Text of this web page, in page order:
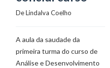
De Lindalva Coelho
A aula da saudade da
primeira turma do curso de
Análise e Desenvolvimento